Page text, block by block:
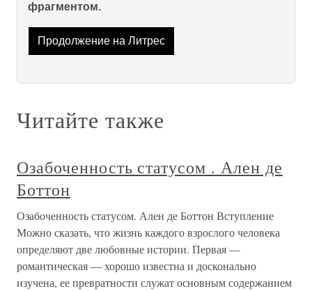
фрагментом.
Продолжение на Литрес
Читайте также
Озабоченность статусом . Ален де
Боттон
Озабоченность статусом. Ален де Боттон Вступление
Можно сказать, что жизнь каждого взрослого человека
определяют две любовные истории. Первая —
романтическая — хорошо известна и досконально
изучена, ее превратности служат основным содержанием